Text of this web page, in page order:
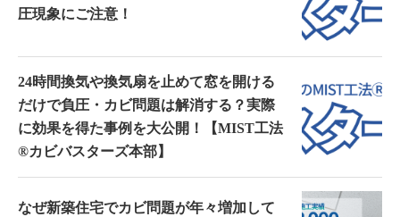
圧現象にご注意！
24時間換気や換気扇を止めて窓を開ける
だけで負圧・カビ問題は解消する？実際
に効果を得た事例を大公開！【MIST工法
®カビバスターズ本部】
なぜ新築住宅でカビ問題が年々増加して